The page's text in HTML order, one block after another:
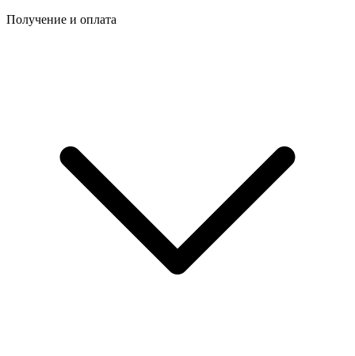
Получение и оплата